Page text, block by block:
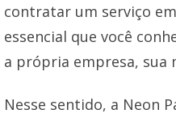
contratar um serviço
essencial que você
a própria empresa, sua
Nesse sentido, a Neon